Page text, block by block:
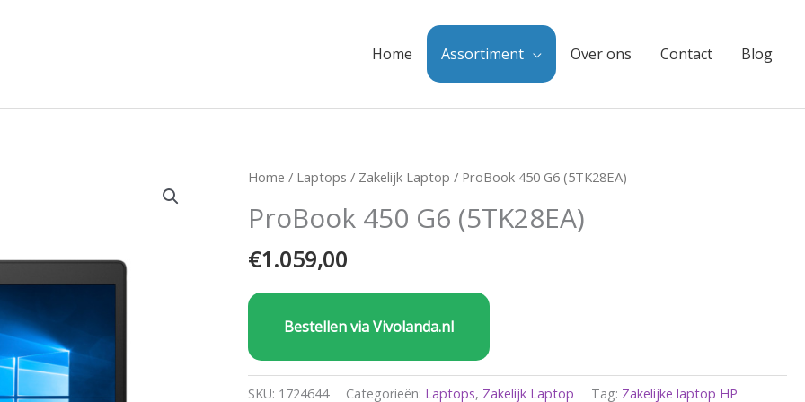
Home Assortiment Over ons Contact Blog
Home / Laptops / Zakelijk Laptop / ProBook 450 G6 (5TK28EA)
ProBook 450 G6 (5TK28EA)
€1.059,00
Bestellen via Vivolanda.nl
SKU: 1724644 Categorieën: Laptops, Zakelijk Laptop Tag: Zakelijke laptop HP